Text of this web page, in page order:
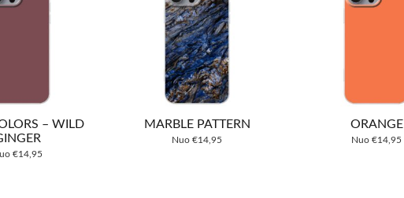
– WILD
€14,95
MARBLE PATTERN
Nuo€14,95
ORANGE
Nuo€14,95